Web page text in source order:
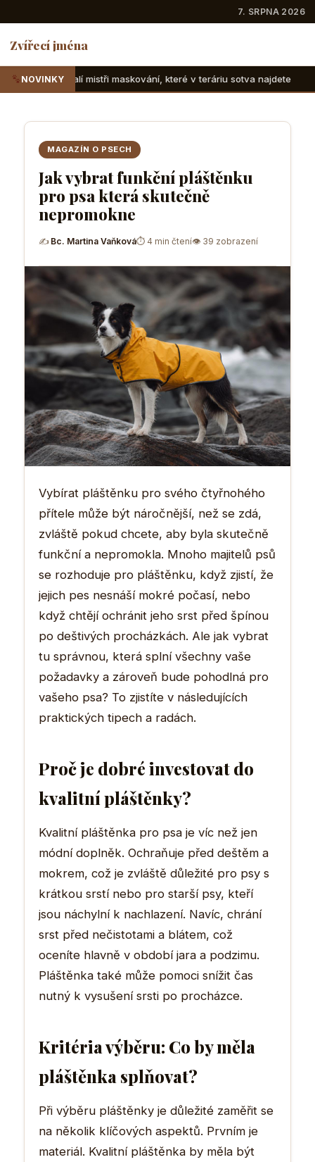
7. SRPNA 2026
Zvířecí jména
NOVINKYkteré v teráriu sotva najdete Suchozemské
MAGAZÍN O PSECH
Jak vybrat funkční pláštěnku
pro psa která skutečně
nepromokne
✍ Bc. Martina Vaňková⏱ 4 min čtení👁 39 zobrazení
Vybírat pláštěnku pro svého čtyřnohého
přítele může být náročnější, než se zdá,
zvláště pokud chcete, aby byla skutečně
funkční a nepromokla. Mnoho majitelů psů
se rozhoduje pro pláštěnku, když zjistí, že
jejich pes nesnáší mokré počasí, nebo
když chtějí ochránit jeho srst před špínou
po deštivých procházkách. Ale jak vybrat
tu správnou, která splní všechny vaše
požadavky a zároveň bude pohodlná pro
vašeho psa? To zjistíte v následujících
praktických tipech a radách.
Proč je dobré investovat do
kvalitní pláštěnky?
Kvalitní pláštěnka pro psa je víc než jen
módní doplněk. Ochraňuje před deštěm a
mokrem, což je zvláště důležité pro psy s
krátkou srstí nebo pro starší psy, kteří
jsou náchylní k nachlazení. Navíc, chrání
srst před nečistotami a blátem, což
oceníte hlavně v období jara a podzimu.
Pláštěnka také může pomoci snížit čas
nutný k vysušení srsti po procházce.
Kritéria výběru: Co by měla
pláštěnka splňovat?
Při výběru pláštěnky je důležité zaměřit se
na několik klíčových aspektů. Prvním je
materiál. Kvalitní pláštěnka by měla být